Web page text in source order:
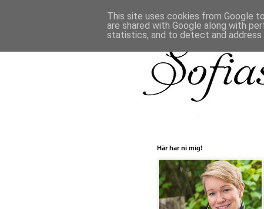
Här har ni mig!
This site uses cookies from Google
are shared with Google along with
statistics, and to detect and address